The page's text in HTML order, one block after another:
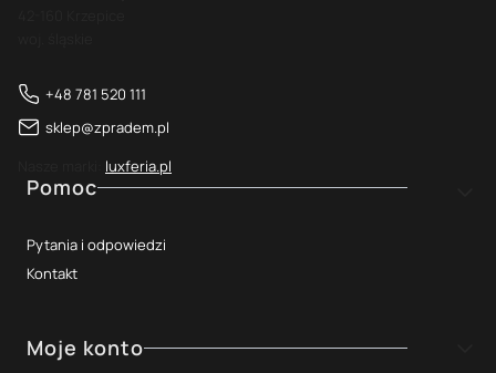
+48 781 520 111
sklep@zpradem.pl
luxferia.pl
Linki w stopce
Pomoc
Pytania i odpowiedzi
Kontakt
Moje konto